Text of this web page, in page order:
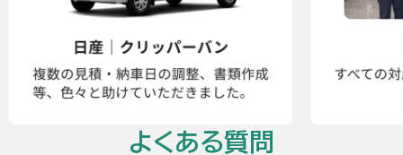
よくある質問